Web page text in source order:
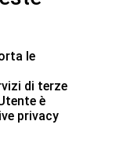
le
di terze
è
privacy